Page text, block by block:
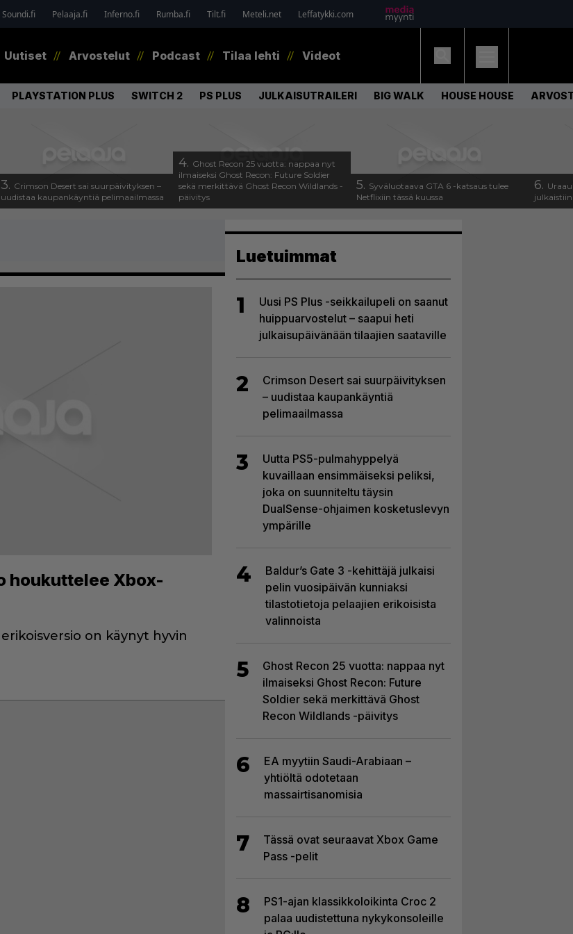
Soundi.fi Pelaaja.fi Inferno.fi Rumba.fi Tilt.fi Meteli.net Leffatykki.com
Uutiset Arvostelut Podcast Tilaa lehti Videot
PLAYSTATION PLUS SWITCH 2 PS PLUS JULKAISUTRAILERI BIG WALK HOUSE HOUSE
3. Crimson Desert sai suurpäivityksen –
uudistaa kaupankäyntiä pelimaailmassa
4. Ghost Recon 25 vuotta: nappaa nyt
ilmaiseksi Ghost Recon: Future Soldier
sekä merkittävä Ghost Recon Wildlands -
päivitys
5. Syväluotaava GTA 6 -katsaus tulee
Netflixiin tässä kuussa
6.
houkuttelee Xbox-
on käynyt hyvin
Luetuimmat
1
Uusi PS Plus -seikkailupeli on saanut
huippuarvostelut – saapui heti
julkaisupäivänään tilaajien saataville
2
Crimson Desert sai suurpäivityksen
– uudistaa kaupankäyntiä
pelimaailmassa
3
Uutta PS5-pulmahyppelyä
kuvaillaan ensimmäiseksi peliksi,
joka on suunniteltu täysin
DualSense-ohjaimen kosketuslevyn
ympärille
4
Baldur’s Gate 3 -kehittäjä julkaisi
pelin vuosipäivän kunniaksi
tilastotietoja pelaajien erikoisista
valinnoista
5
Ghost Recon 25 vuotta: nappaa nyt
ilmaiseksi Ghost Recon: Future
Soldier sekä merkittävä Ghost
Recon Wildlands -päivitys
6
EA myytiin Saudi-Arabiaan –
yhtiöltä odotetaan
massairtisanomisia
7
Tässä ovat seuraavat Xbox Game
Pass -pelit
8
PS1-ajan klassikkoloikinta Croc 2
palaa uudistettuna nykykonsoleille